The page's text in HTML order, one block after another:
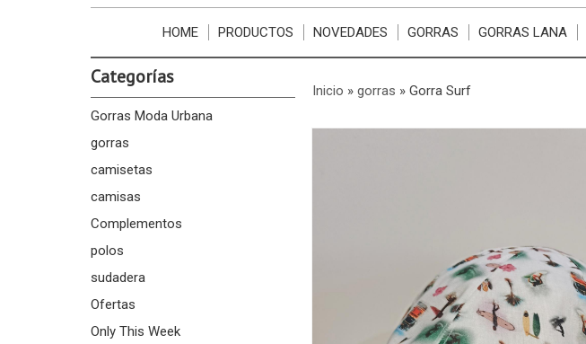
HOME PRODUCTOS NOVEDADES GORRAS GORRAS LANA
Categorías
Gorras Moda Urbana
gorras
camisetas
camisas
Complementos
polos
sudadera
Ofertas
Only This Week
Inicio » gorras » Gorra Surf